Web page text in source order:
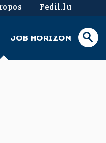
Fedil.lu
JOB HORIZON